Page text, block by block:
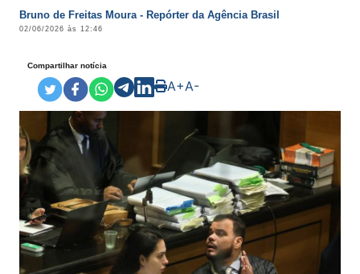
Bruno de Freitas Moura - Repórter da Agência Brasil
02/06/2026 às 12:46
Compartilhar notícia
A+A-